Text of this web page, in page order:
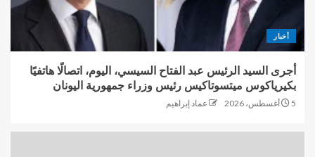
أخبار
أجرى السيد الرئيس عبد الفتاح السيسي، اليوم، اتصالًا هاتفيًا
بكيرياكوس ميتسوتاكيس رئيس وزراء جمهورية اليونان
5 أغسطس، 2026 عماد إبراهيم